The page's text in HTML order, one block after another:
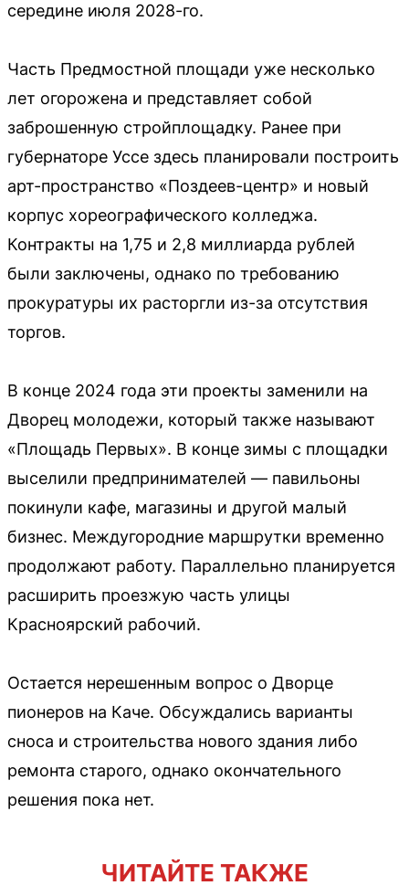
середине июля 2028-го.
Часть Предмостной площади уже несколько
лет огорожена и представляет собой
заброшенную стройплощадку. Ранее при
губернаторе Уссе здесь планировали построить
арт-пространство «Поздеев-центр» и новый
корпус хореографического колледжа.
Контракты на 1,75 и 2,8 миллиарда рублей
были заключены, однако по требованию
прокуратуры их расторгли из-за отсутствия
торгов.
В конце 2024 года эти проекты заменили на
Дворец молодежи, который также называют
«Площадь Первых». В конце зимы с площадки
выселили предпринимателей — павильоны
покинули кафе, магазины и другой малый
бизнес. Междугородние маршрутки временно
продолжают работу. Параллельно планируется
расширить проезжую часть улицы
Красноярский рабочий.
Остается нерешенным вопрос о Дворце
пионеров на Каче. Обсуждались варианты
сноса и строительства нового здания либо
ремонта старого, однако окончательного
решения пока нет.
ЧИТАЙТЕ ТАКЖЕ